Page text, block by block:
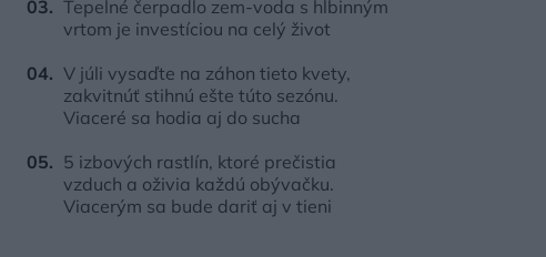
Tepelné čerpadlo zem-voda s hlbinným
vrtom je investíciou na celý život
V júli vysaďte na záhon tieto kvety,
zakvitnúť stihnú ešte túto sezónu.
Viaceré sa hodia aj do sucha
5 izbových rastlín, ktoré prečistia
vzduch a oživia každú obývačku.
Viacerým sa bude dariť aj v tieni